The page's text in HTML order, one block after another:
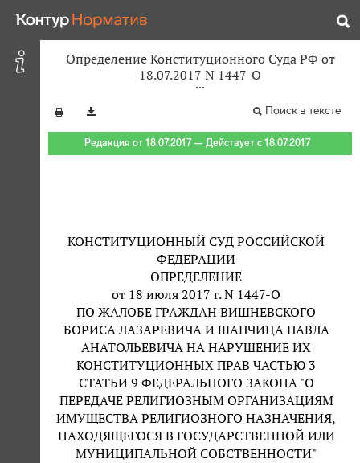
Определение Конституционного Суда РФ от
18.07.2017 N 1447-О
Поиск в тексте
Редакция от 18.07.2017 — Действует с 18.07.2017
КОНСТИТУЦИОННЫЙ СУД РОССИЙСКОЙ
ФЕДЕРАЦИИ
ОПРЕДЕЛЕНИЕ
от 18 июля 2017 г. N 1447-О
ПО ЖАЛОБЕ ГРАЖДАН ВИШНЕВСКОГО
БОРИСА ЛАЗАРЕВИЧА И ШАПЧИЦА ПАВЛА
АНАТОЛЬЕВИЧА НА НАРУШЕНИЕ ИХ
КОНСТИТУЦИОННЫХ ПРАВ ЧАСТЬЮ 3
СТАТЬИ 9 ФЕДЕРАЛЬНОГО ЗАКОНА "О
ПЕРЕДАЧЕ РЕЛИГИОЗНЫМ ОРГАНИЗАЦИЯМ
ИМУЩЕСТВА РЕЛИГИОЗНОГО НАЗНАЧЕНИЯ,
НАХОДЯЩЕГОСЯ В ГОСУДАРСТВЕННОЙ ИЛИ
МУНИЦИПАЛЬНОЙ СОБСТВЕННОСТИ"